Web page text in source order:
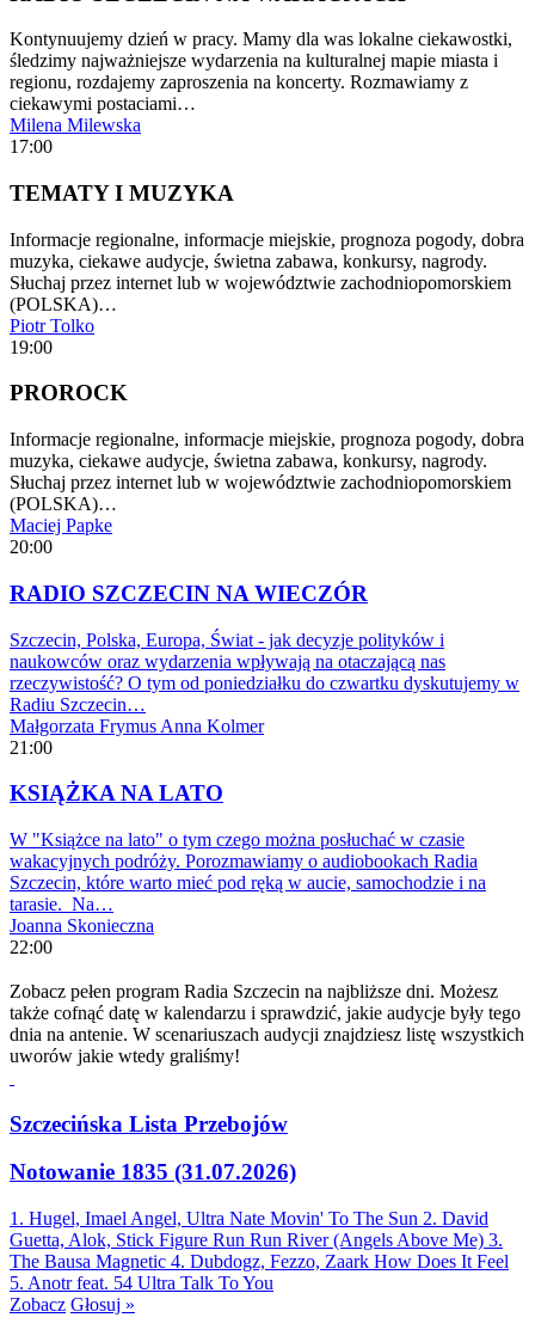
Kontynuujemy dzień w pracy. Mamy dla was lokalne ciekawostki,
śledzimy najważniejsze wydarzenia na kulturalnej mapie miasta i
regionu, rozdajemy zaproszenia na koncerty. Rozmawiamy z
ciekawymi postaciami…
Milena Milewska
17:00
TEMATY I MUZYKA
Informacje regionalne, informacje miejskie, prognoza pogody, dobra
muzyka, ciekawe audycje, świetna zabawa, konkursy, nagrody.
Słuchaj przez internet lub w województwie zachodniopomorskiem
(POLSKA)…
Piotr Tolko
19:00
PROROCK
Informacje regionalne, informacje miejskie, prognoza pogody, dobra
muzyka, ciekawe audycje, świetna zabawa, konkursy, nagrody.
Słuchaj przez internet lub w województwie zachodniopomorskiem
(POLSKA)…
Maciej Papke
20:00
RADIO SZCZECIN NA WIECZÓR
Szczecin, Polska, Europa, Świat - jak decyzje polityków i
naukowców oraz wydarzenia wpływają na otaczającą nas
rzeczywistość? O tym od poniedziałku do czwartku dyskutujemy w
Radiu Szczecin…
Małgorzata Frymus Anna Kolmer
21:00
KSIĄŻKA NA LATO
W "Książce na lato" o tym czego można posłuchać w czasie
wakacyjnych podróży. Porozmawiamy o audiobookach Radia
Szczecin, które warto mieć pod ręką w aucie, samochodzie i na
tarasie. Na…
Joanna Skonieczna
22:00
Zobacz pełen program Radia Szczecin na najbliższe dni. Możesz
także cofnąć datę w kalendarzu i sprawdzić, jakie audycje były tego
dnia na antenie. W scenariuszach audycji znajdziesz listę wszystkich
uworów jakie wtedy graliśmy!
Szczecińska Lista Przebojów
Notowanie 1835 (31.07.2026)
1. Hugel, Imael Angel, Ultra Nate Movin' To The Sun 2. David
Guetta, Alok, Stick Figure Run Run River (Angels Above Me) 3.
The Bausa Magnetic 4. Dubdogz, Fezzo, Zaark How Does It Feel
5. Anotr feat. 54 Ultra Talk To You
Zobacz Głosuj »